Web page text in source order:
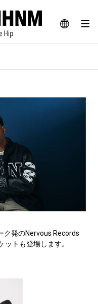
JA
SNAP
フスタイルWEBマガジン
サミット
ド図鑑
JOURNAL
YouTube
#AH.H
#MOVIE
ク発のNervous Records
トも登場します。